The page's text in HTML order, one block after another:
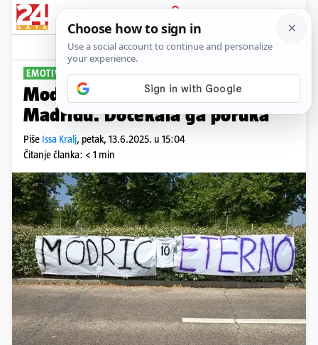
PRIJAVA
Sport Komentari
EMOTIVNI OPROŠTAJ
Modrić zadnji put na treningu u
Madridu. Dočekala ga poruka
Piše Issa Kralj, petak, 13.6.2025. u 15:04
Čitanje članka: < 1 min